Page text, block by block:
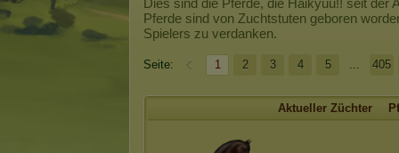
Dies sind die Pferde, die Haikyuu!! seit der
Pferde sind von Zuchtstuten geboren
Spielers zu verdanken.
Seite: 1 2 3 4 5 ... 405
Aktueller Züchter